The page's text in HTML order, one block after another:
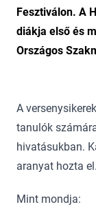
Fesztiválon. A
diákja első és
Országos
A
tanulók
hivatásukban.
aranyat hozta el.
Mint mondja: